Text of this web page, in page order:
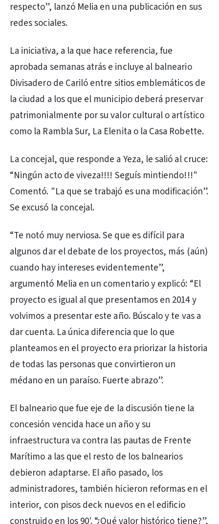
respecto”, lanzó Melia en una publicación en sus
redes sociales.
La iniciativa, a la que hace referencia, fue
aprobada semanas atrás e incluye al balneario
Divisadero de Cariló entre sitios emblemáticos de
la ciudad a los que el municipio deberá preservar
patrimonialmente por su valor cultural o artístico
como la Rambla Sur, La Elenita o la Casa Robette.
La concejal, que responde a Yeza, le salió al cruce:
“Ningún acto de viveza!!!! Seguís mintiendo!!!"
Comentó. "La que se trabajó es una modificación”.
Se excusó la concejal.
“Te notó muy nerviosa. Se que es difícil para
algunos dar el debate de los proyectos, más (aún)
cuando hay intereses evidentemente”,
argumentó Melia en un comentario y explicó: “El
proyecto es igual al que presentamos en 2014 y
volvimos a presentar este año. Búscalo y te vas a
dar cuenta. La única diferencia que lo que
planteamos en el proyecto era priorizar la historia
de todas las personas que convirtieron un
médano en un paraíso. Fuerte abrazo”.
El balneario que fue eje de la discusión tiene la
concesión vencida hace un año y su
infraestructura va contra las pautas de Frente
Marítimo a las que el resto de los balnearios
debieron adaptarse. El año pasado, los
administradores, también hicieron reformas en el
interior, con pisos deck nuevos en el edificio
construido en los 90'. “¿Qué valor histórico tiene?”,